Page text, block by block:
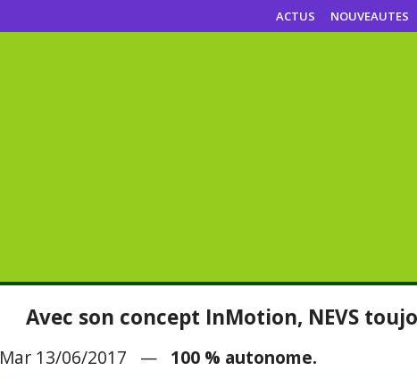
ACTUS NOUVEAUTES
Avec son concept InMotion, NEVS
Mar 13/06/2017 — 100 % autonome.